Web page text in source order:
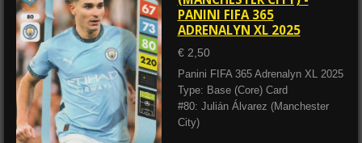
PANINI FIFA 365
ADRENALYN XL 2025
€ 2,50
Panini FIFA 365 Adrenalyn XL 2025
Type: Base (Core) Card
#80: Julián Álvarez (Manchester
City)